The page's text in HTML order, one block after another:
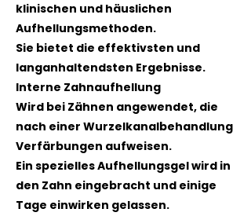
klinischen und häuslichen
Aufhellungsmethoden.
Sie bietet die effektivsten und
langanhaltendsten Ergebnisse.
Interne Zahnaufhellung
Wird bei Zähnen angewendet, die
nach einer Wurzelkanalbehandlung
Verfärbungen aufweisen.
Ein spezielles Aufhellungsgel wird in
den Zahn eingebracht und einige
Tage einwirken gelassen.